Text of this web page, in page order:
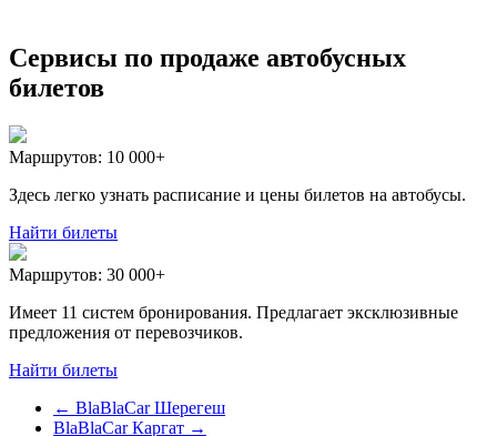
Сервисы по продаже автобусных
билетов
Маршрутов: 10 000+
Здесь легко узнать расписание и цены билетов на автобусы.
Найти билеты
Маршрутов: 30 000+
Имеет 11 систем бронирования. Предлагает эксклюзивные
предложения от перевозчиков.
Найти билеты
← BlaBlaCar Шерегеш
BlaBlaCar Каргат →